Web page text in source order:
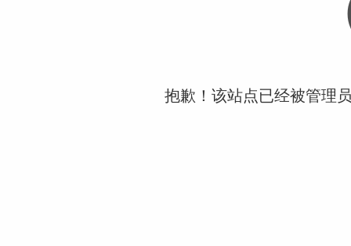
抱歉！该站点已经被管理